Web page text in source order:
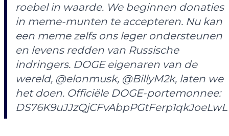
roebel in waarde. We beginnen donaties
in meme-munten te accepteren. Nu kan
een meme zelfs ons leger ondersteunen
en levens redden van Russische
indringers. DOGE eigenaren van de
wereld, @elonmusk, @BillyM2k, laten we
het doen. Officiële DOGE-portemonnee: